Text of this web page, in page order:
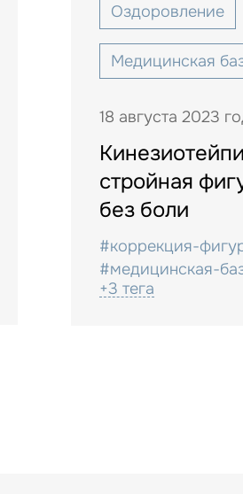
Оздоровление
Медицинская
18 августа 2023
стройная
без боли
#коррекция-
#медицинская-
+3 тега